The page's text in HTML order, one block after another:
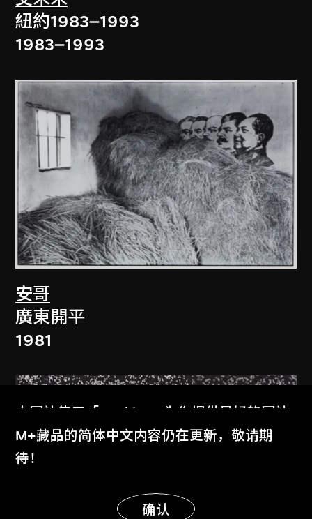
紐約1983–1993
1983–1993
安哥
廣東開平
1981
本网站使用「Cookies」为你提供最好的网站
体验。
了解更多
明白
M+藏品的简体中文内容仍在更新，敬请期
待！
确认
显示更多